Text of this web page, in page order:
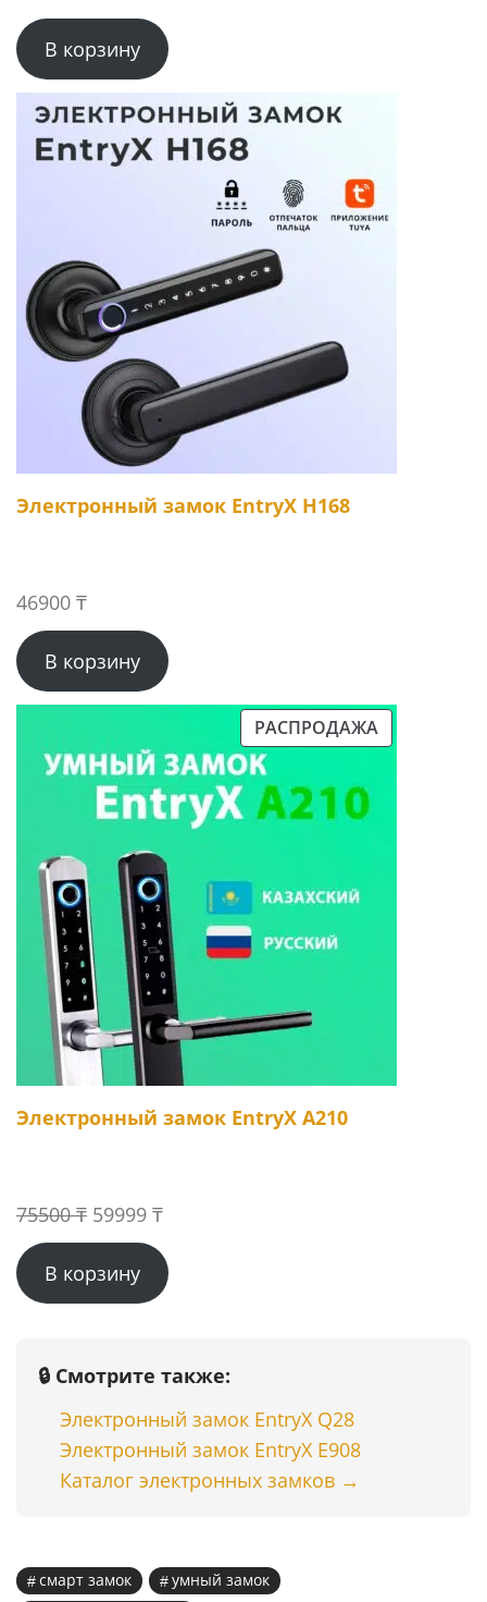
В корзину
Электронный замок EntryX H168
46900 ₸
В корзину
РАСПРОДАЖА
ПРОДАВАЕМЫЙ
ТОВАР
Электронный замок EntryX A210
75500₸ Первоначальная
цена
составляла
75500 ₸.
59999 ₸Текущая
59999 ₸.
В корзину
🔒 Смотрите также:
Электронный замок EntryX Q28
Электронный замок EntryX E908
Каталог электронных замков →
смарт замок
умный замок